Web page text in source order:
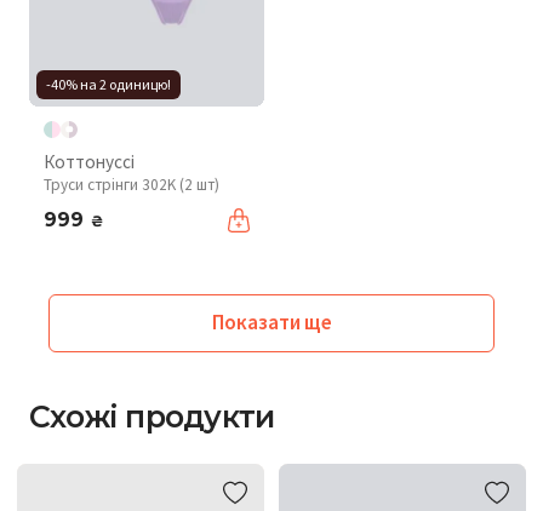
-40% на 2 одиницю!
Коттонуссі
Труси стрінги 302K (2 шт)
999 ₴
Показати ще
Схожі продукти